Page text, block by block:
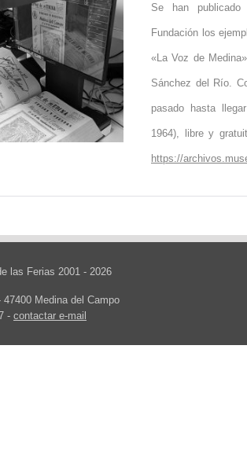
Se han
Fundación los
«La Voz de
Sánchez del Río.
pasado hasta
1964), libre y
https://
las Ferias 2001 - 2026
Medina del Campo
- contactar e-mail